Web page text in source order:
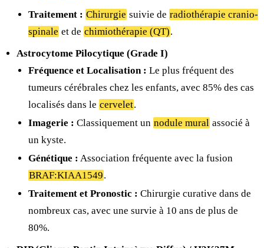
Traitement : Chirurgie suivie de radiothérapie cranio-
spinale et de chimiothérapie (QT).
Astrocytome Pilocytique (Grade I)
Fréquence et Localisation : Le plus fréquent des
tumeurs cérébrales chez les enfants, avec 85% des cas
localisés dans le cervelet.
Imagerie : Classiquement un nodule mural associé à
un kyste.
Génétique : Association fréquente avec la fusion
BRAF:KIAA1549.
Traitement et Pronostic : Chirurgie curative dans de
nombreux cas, avec une survie à 10 ans de plus de
80%.